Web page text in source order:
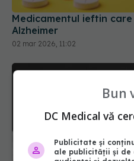
Medicamentul ieftin
Alzheimer
02 mar 2026, 11:02
Bun
DC Medical vă
Publicitate și
ale publicității și de